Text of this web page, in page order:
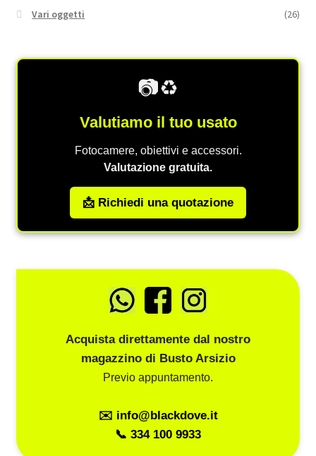
Vari oggetti
(26)
📷♻️
Valutiamo il tuo usato
Fotocamere, obiettivi e accessori.
Valutazione gratuita.
📩 Richiedi una quotazione
Acquista direttamente dal nostro
magazzino di Busto Arsizio
Previo appuntamento.
✉️ info@blackdove.it
📞 334 100 9933